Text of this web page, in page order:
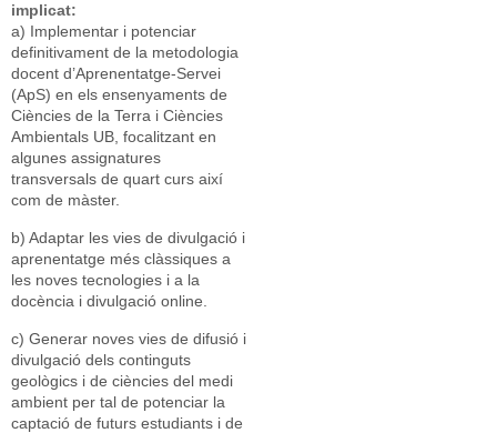
implicat:
a) Implementar i potenciar
definitivament de la metodologia
docent d’Aprenentatge-Servei
(ApS) en els ensenyaments de
Ciències de la Terra i Ciències
Ambientals UB, focalitzant en
algunes assignatures
transversals de quart curs així
com de màster.
b) Adaptar les vies de divulgació i
aprenentatge més clàssiques a
les noves tecnologies i a la
docència i divulgació online.
c) Generar noves vies de difusió i
divulgació dels continguts
geològics i de ciències del medi
ambient per tal de potenciar la
captació de futurs estudiants i de